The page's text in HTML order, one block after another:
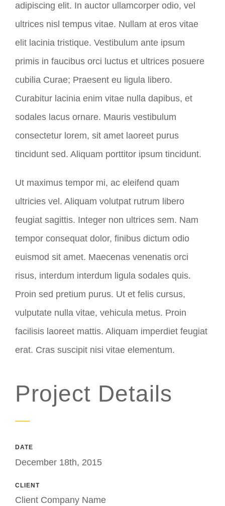
adipiscing elit. In auctor ullamcorper odio, vel
ultrices nisl tempus vitae. Nullam at eros vitae
elit lacinia tristique. Vestibulum ante ipsum
primis in faucibus orci luctus et ultrices posuere
cubilia Curae; Praesent eu ligula libero.
Curabitur lacinia enim vitae nulla dapibus, et
sodales lacus ornare. Mauris vestibulum
consectetur lorem, sit amet laoreet purus
tincidunt sed. Aliquam porttitor ipsum tincidunt.
Ut maximus tempor mi, ac eleifend quam
ultricies vel. Aliquam volutpat rutrum libero
feugiat sagittis. Integer non ultrices sem. Nam
tempor consequat dolor, finibus dictum odio
euismod sit amet. Maecenas venenatis orci
risus, interdum interdum ligula sodales quis.
Proin sed pretium purus. Ut et felis cursus,
vulputate nulla vitae, vehicula metus. Proin
facilisis laoreet mattis. Aliquam imperdiet feugiat
erat. Cras suscipit nisi vitae elementum.
Project Details
DATE
December 18th, 2015
CLIENT
Client Company Name